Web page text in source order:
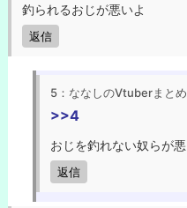
釣られるおじが悪いよ
返信
5：ななしのVtuberまとめ
>>4
おじを釣れない奴らが
返信